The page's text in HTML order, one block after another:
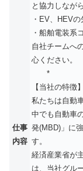
仕事
内容
と協力しなが
・EV、HEV
・船舶電装系
自社チームへ
心ください。
*
【当社の特徴】
私たちは自動
中でも自動車
発(MBD)」に
す。
経済産業省が
は、当社グル